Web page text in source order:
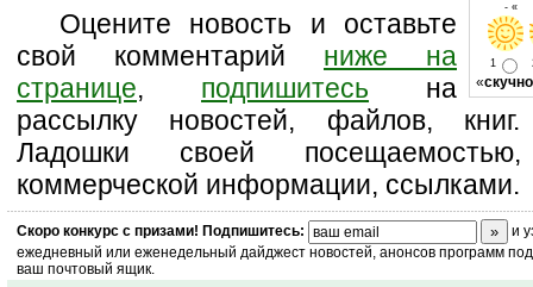
- «
1
«скучно
Оцените новость и оставьте
свой комментарий ниже на
странице, подпишитесь на
рассылку новостей, файлов,
Ладошки своей
коммерческой информации, ссылками.
Скоро конкурс с призами! Подпишитесь:
и
ежедневный или еженедельный дайджест новостей, анонсов программ
ваш почтовый ящик.